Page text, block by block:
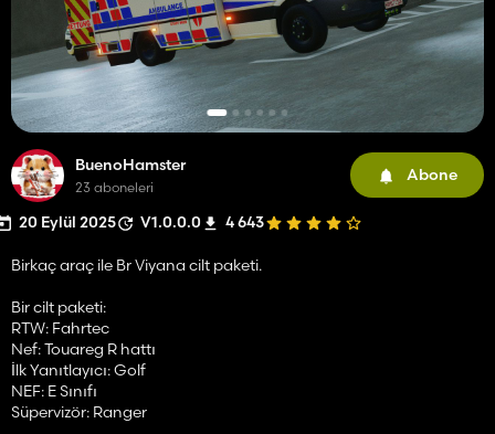
BuenoHamster
23 aboneleri
Abone
20 Eylül 2025 V1.0.0.0 4 643
Birkaç araç ile Br Viyana cilt paketi.
Bir cilt paketi:
RTW: Fahrtec
Nef: Touareg R hattı
İlk Yanıtlayıcı: Golf
NEF: E Sınıfı
Süpervizör: Ranger